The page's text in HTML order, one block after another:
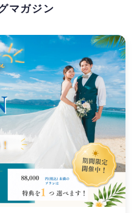
マガジン